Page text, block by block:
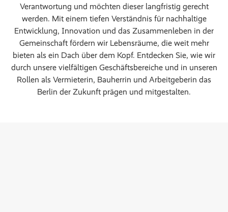
Verantwortung und möchten dieser langfristig gerecht
werden. Mit einem tiefen Verständnis für nachhaltige
Entwicklung, Innovation und das Zusammenleben in der
Gemeinschaft fördern wir Lebensräume, die weit mehr
bieten als ein Dach über dem Kopf. Entdecken Sie, wie wir
durch unsere vielfältigen Geschäftsbereiche und in unseren
Rollen als Vermieterin, Bauherrin und Arbeitgeberin das
Berlin der Zukunft prägen und mitgestalten.